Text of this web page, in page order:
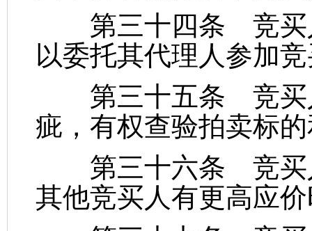
第三十四条 竞买
以委托其代理人参加
第三十五条 竞买
疵，有权查验拍卖标
第三十六条 竞买
其他竞买人有更高应